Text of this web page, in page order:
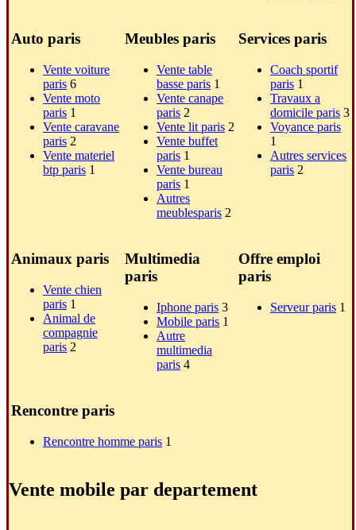
Auto paris
Vente voiture
paris 6
Vente moto
paris 1
Vente caravane
paris 2
Vente materiel
btp paris 1
Meubles paris
Vente table
basse paris 1
Vente canape
paris 2
Vente lit paris 2
Vente buffet
paris 1
Vente bureau
paris 1
Autres
meublesparis 2
Services paris
Coach sportif
paris 1
Travaux a
domicile paris 3
Voyance paris
1
Autres services
paris 2
Animaux paris
Vente chien
paris 1
Animal de
compagnie
paris 2
Multimedia
paris
Iphone paris 3
Mobile paris 1
Autre
multimedia
paris 4
Offre emploi
paris
Serveur paris 1
Rencontre paris
Rencontre homme paris 1
Vente mobile par departement